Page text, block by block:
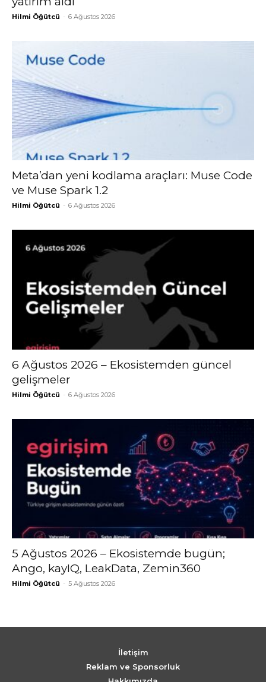
Hilmi Öğütcü - 6 Ağustos 2026
Meta’dan yeni kodlama araçları: Muse Code
ve Muse Spark 1.2
Hilmi Öğütcü - 6 Ağustos 2026
6 Ağustos 2026 – Ekosistemden güncel
gelişmeler
Hilmi Öğütcü - 6 Ağustos 2026
5 Ağustos 2026 – Ekosistemde bugün;
Ango, kayIQ, LeakData, Zemin360
Hilmi Öğütcü - 5 Ağustos 2026
İletişim
Reklam ve Sponsorluk